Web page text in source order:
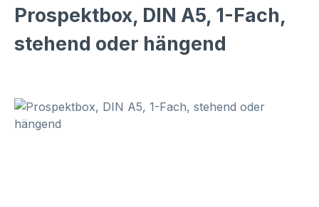
Prospektbox, DIN A5, 1-Fach,
stehend oder hängend
Bildergalerie überspringen